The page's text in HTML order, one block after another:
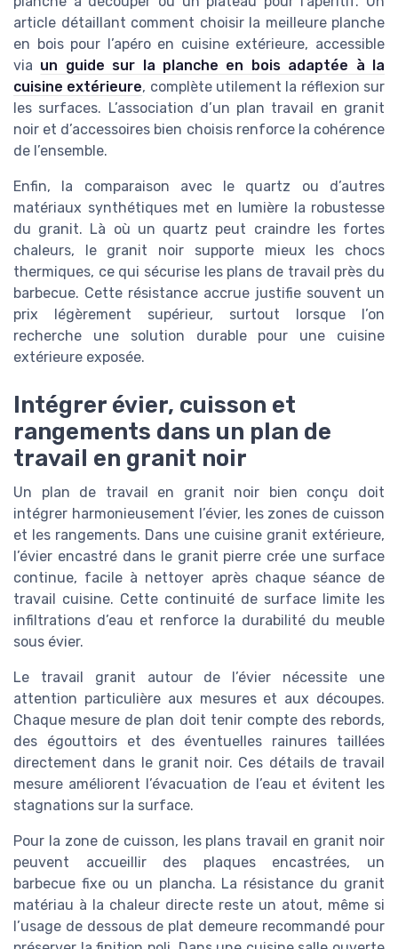
article détaillant comment choisir la meilleure planche
en bois pour l’apéro en cuisine extérieure, accessible
via un guide sur la planche en bois adaptée à la
cuisine extérieure, complète utilement la réflexion sur
les surfaces. L’association d’un plan travail en granit
noir et d’accessoires bien choisis renforce la cohérence
de l’ensemble.
Enfin, la comparaison avec le quartz ou d’autres
matériaux synthétiques met en lumière la robustesse
du granit. Là où un quartz peut craindre les fortes
chaleurs, le granit noir supporte mieux les chocs
thermiques, ce qui sécurise les plans de travail près du
barbecue. Cette résistance accrue justifie souvent un
prix légèrement supérieur, surtout lorsque l’on
recherche une solution durable pour une cuisine
extérieure exposée.
Intégrer évier, cuisson et
rangements dans un plan de
travail en granit noir
Un plan de travail en granit noir bien conçu doit
intégrer harmonieusement l’évier, les zones de cuisson
et les rangements. Dans une cuisine granit extérieure,
l’évier encastré dans le granit pierre crée une surface
continue, facile à nettoyer après chaque séance de
travail cuisine. Cette continuité de surface limite les
infiltrations d’eau et renforce la durabilité du meuble
sous évier.
Le travail granit autour de l’évier nécessite une
attention particulière aux mesures et aux découpes.
Chaque mesure de plan doit tenir compte des rebords,
des égouttoirs et des éventuelles rainures taillées
directement dans le granit noir. Ces détails de travail
mesure améliorent l’évacuation de l’eau et évitent les
stagnations sur la surface.
Pour la zone de cuisson, les plans travail en granit noir
peuvent accueillir des plaques encastrées, un
barbecue fixe ou un plancha. La résistance du granit
matériau à la chaleur directe reste un atout, même si
l’usage de dessous de plat demeure recommandé pour